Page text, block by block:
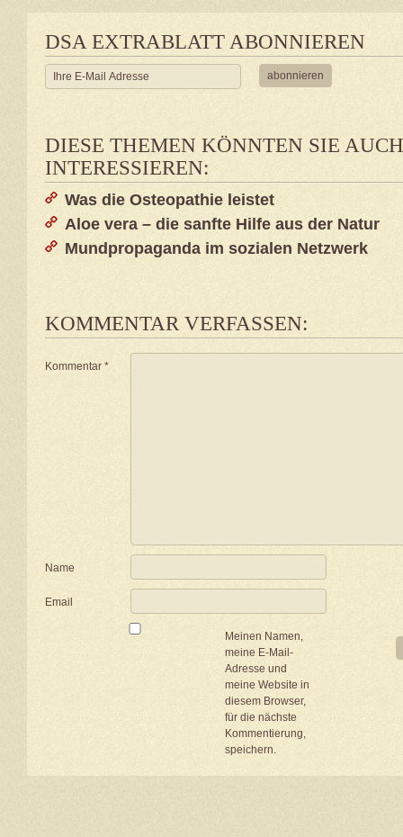
DSA EXTRABLATT ABONNIEREN
DIESE THEMEN KÖNNTEN SIE AUCH
INTERESSIEREN:
Was die Osteopathie leistet
Aloe vera – die sanfte Hilfe aus der Natur
Mundpropaganda im sozialen Netzwerk
KOMMENTAR VERFASSEN:
Kommentar *
Name
Email
Meinen Namen,
meine E-Mail-
Adresse und
meine Website in
diesem Browser,
für die nächste
Kommentierung,
speichern.